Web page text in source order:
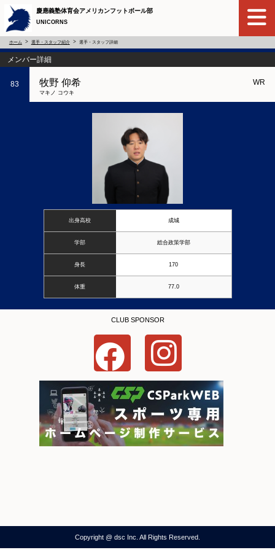
慶應義塾体育会アメリカンフットボール部
UNICORNS
ホーム 選手・スタッフ紹介 選手・スタッフ詳細
メンバー詳細
83 牧野 仰希
マキノ コウキ
WR
出身高校 成城
学部 総合政策学部
身長 170
体重 77.0
CLUB SPONSOR
Copyright @ dsc Inc. All Rights Reserved.